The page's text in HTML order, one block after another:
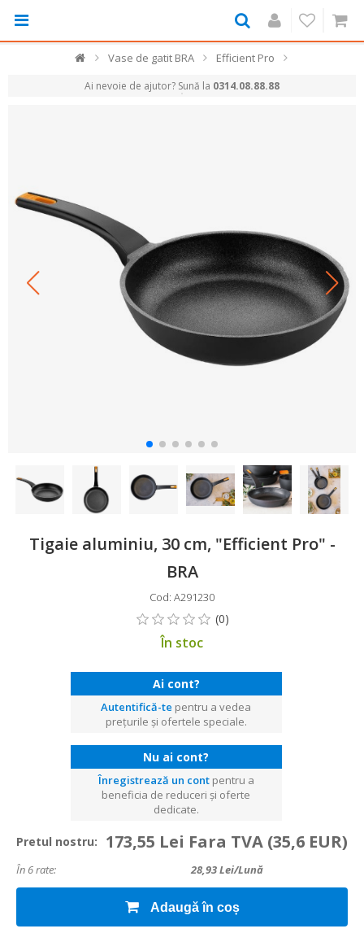
Vase de gatit BRA Efficient Pro
Ai nevoie de ajutor? Sună la 0314.08.88.88
Tigaie aluminiu, 30 cm, "Efficient Pro" -
BRA
Cod: A291230
În stoc
Ai cont?
Autentifică-te pentru a vedea
prețurile și ofertele speciale.
Nu ai cont?
Înregistrează un contpentru a
beneficia de reduceri și oferte
dedicate.
Pretul nostru: 173,55 Lei Fara TVA (35,6 EUR)
În 6 rate: 28,93Lei/lună
Adaugă în coș